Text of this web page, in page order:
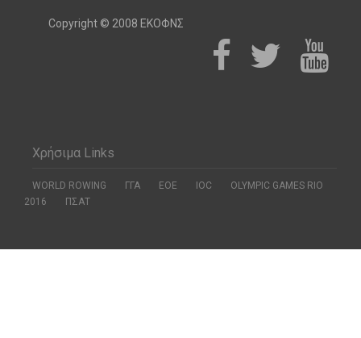
Copyright © 2008 ΕΚΟΦΝΣ
Χρήσιμα Links
WORLD ROWING ΓΓΑ ΕΟΕ ΙΟC
OLYMPIC GAMES RIO
2016
ΠΣΑΤ